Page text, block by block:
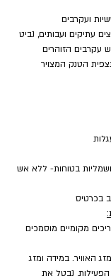
ועקרבים
עתיקים ועבותים, נביט
עקרבים הזוהרים
הטנק המצויר
בטוחות- ללא אש
מקומיים מוסמכים
האוויר. במידה ומזג
נבטל את